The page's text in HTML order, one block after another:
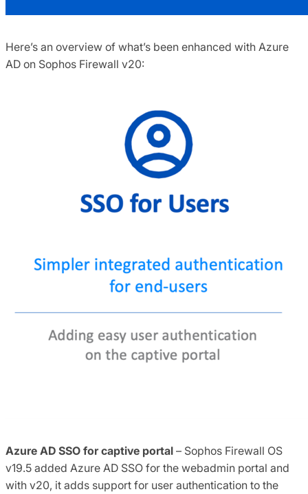
Here’s an overview of what’s been enhanced with Azure
AD on Sophos Firewall v20:
Azure AD SSO for captive portal – Sophos Firewall OS
v19.5 added Azure AD SSO for the webadmin portal and
with v20, it adds support for user authentication to the